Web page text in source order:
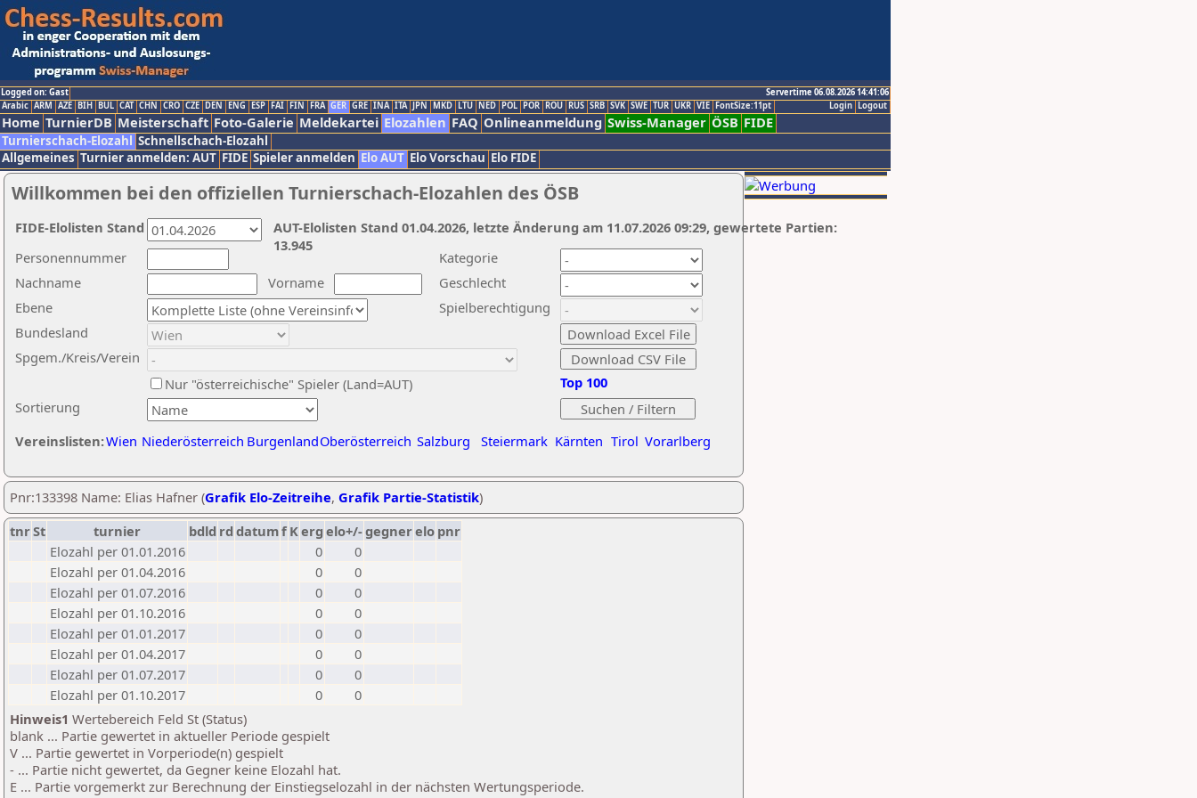
Logged on: Gast
Servertime 06.08.2026 14:41:06
Logout
Login
Arabic ARM AZE BIH BUL CAT CHN CRO CZE DEN ENG ESP FAI FIN FRA GER GRE INA ITA JPN MKD LTU NED POL POR ROU RUS SRB SVK SWE TUR UKR VIE FontSize:11pt
Home TurnierDB Meisterschaft Foto-Galerie Meldekartei Elozahlen FAQ Onlineanmeldung Swiss-Manager ÖSB FIDE
Turnierschach-Elozahl Schnellschach-Elozahl
Allgemeines Turnier anmelden: AUT FIDE Spieler anmelden Elo AUT Elo Vorschau Elo FIDE
Willkommen bei den offiziellen Turnierschach-Elozahlen des ÖSB
Nachname
Vorname
Ebene
Kategorie
Sortierung
Personennummer
Bundesland
Spgem./Kreis/Verein
Geschlecht
Nur "österreichische" Spieler (Land=AUT)
Spielberechtigung
Vereinslisten:Wien Niederösterreich BurgenlandOberösterreich Salzburg Steiermark Kärnten Tirol Vorarlberg
Top 100
AUT-Elolisten Stand 01.04.2026, letzte Änderung am 11.07.2026 09:29, gewertete Partien:
13.945
FIDE-Elolisten Stand
Pnr:133398 Name: Elias Hafner (Grafik Elo-Zeitreihe, Grafik Partie-Statistik)
tnrSt turnier bdld rd datumf Kerg elo+/-gegnerelo pnr
Elozahl per 01.01.2016
0
0
Elozahl per 01.04.2016
0
0
Elozahl per 01.07.2016
0
0
Elozahl per 01.10.2016
0
0
Elozahl per 01.01.2017
0
0
Elozahl per 01.04.2017
0
0
Elozahl per 01.07.2017
0
0
Elozahl per 01.10.2017
0
0
Hinweis1 Wertebereich Feld St (Status)
blank ... Partie gewertet in aktueller Periode gespielt
V ... Partie gewertet in Vorperiode(n) gespielt
- ... Partie nicht gewertet, da Gegner keine Elozahl hat.
E ... Partie vorgemerkt zur Berechnung der Einstiegselozahl in der nächsten Wertungsperiode.